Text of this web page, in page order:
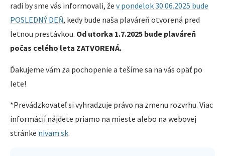
radi by sme vás informovali, že v pondelok 30.06.2025 bude
POSLEDNÝ DEŇ, kedy bude naša plaváreň otvorená pred
letnou prestávkou. Od utorka 1.7.2025 bude plaváreň
počas celého leta ZATVORENÁ.
Ďakujeme vám za pochopenie a tešíme sa na vás opäť po
lete!
*Prevádzkovateľ si vyhradzuje právo na zmenu rozvrhu. Viac
informácií nájdete priamo na mieste alebo na webovej
stránke nivam.sk.